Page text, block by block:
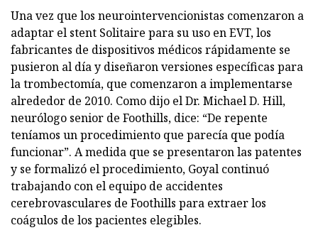
Una vez que los neurointervencionistas comenzaron a
adaptar el stent Solitaire para su uso en EVT, los
fabricantes de dispositivos médicos rápidamente se
pusieron al día y diseñaron versiones específicas para
la trombectomía, que comenzaron a implementarse
alrededor de 2010. Como dijo el Dr. Michael D. Hill,
neurólogo senior de Foothills, dice: “De repente
teníamos un procedimiento que parecía que podía
funcionar”. A medida que se presentaron las patentes
y se formalizó el procedimiento, Goyal continuó
trabajando con el equipo de accidentes
cerebrovasculares de Foothills para extraer los
coágulos de los pacientes elegibles.